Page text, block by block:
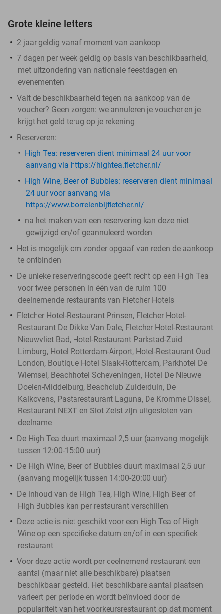
Grote kleine letters
2 jaar geldig vanaf moment van aankoop
7 dagen per week geldig op basis van beschikbaarheid,
met uitzondering van nationale feestdagen en
evenementen
Valt de beschikbaarheid tegen na aankoop van de
voucher? Geen zorgen: we annuleren je voucher en je
krijgt het geld terug op je rekening
Reserveren:
High Tea: ​ reserveren dient minimaal 24 uur voor
aanvang via https://hightea.fletcher.nl/
High Wine, Beer of Bubbles: reserveren dient minimaal
24 uur voor aanvang via
https://www.borrelenbijfletcher.nl/
na het maken van een reservering kan deze niet
gewijzigd en/of geannuleerd worden
Het is mogelijk om zonder opgaaf van reden de aankoop
te ontbinden
De unieke reserveringscode geeft recht op een High Tea
voor twee personen in één van de ruim 100
deelnemende restaurants van Fletcher Hotels
Fletcher Hotel-Restaurant Prinsen, Fletcher Hotel-
Restaurant De Dikke Van Dale, Fletcher Hotel-Restaurant
Nieuwvliet Bad, Hotel-Restaurant Parkstad-Zuid
Limburg, Hotel Rotterdam-Airport, Hotel-Restaurant Oud
London, Boutique Hotel Slaak-Rotterdam, Parkhotel De
Wiemsel, Beachhotel Scheveningen, Hotel De Nieuwe
Doelen-Middelburg, Beachclub Zuiderduin, De
Kalkovens, Pastarestaurant Laguna, De Kromme Dissel,
Restaurant NEXT en Slot Zeist zijn uitgesloten van
deelname
De High Tea duurt maximaal 2,5 uur (aanvang mogelijk
tussen 12:00-15:00 uur)
De High Wine, Beer of Bubbles duurt maximaal 2,5 uur
(aanvang mogelijk tussen 14:00-20:00 uur)
De inhoud van de High Tea, High Wine, High Beer of
High Bubbles kan per restaurant verschillen
Deze actie is niet geschikt voor een High Tea of High
Wine op een specifieke datum en/of in een specifiek
restaurant
Voor deze actie wordt per deelnemend restaurant een
aantal (maar niet alle beschikbare) plaatsen
beschikbaar gesteld. Het beschikbare aantal plaatsen
varieert per periode en wordt beïnvloed door de
populariteit van het voorkeursrestaurant op dat moment